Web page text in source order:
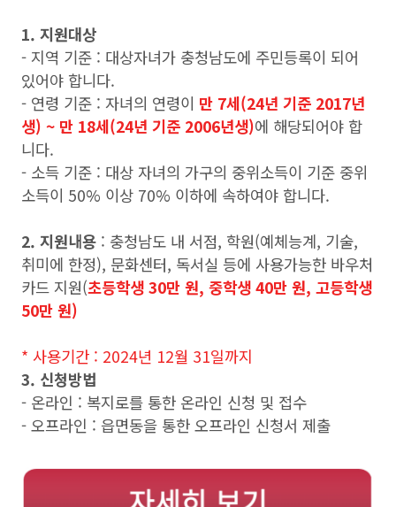
1. 지원대상
- 지역 기준 : 대상자녀가 충청남도에 주민등록이 되어
있어야 합니다.
- 연령 기준 : 자녀의 연령이 만 7세(24년 기준 2017년
생) ~ 만 18세(24년 기준 2006년생)에 해당되어야 합
니다.
- 소득 기준 : 대상 자녀의 가구의 중위소득이 기준 중위
소득이 50% 이상 70% 이하에 속하여야 합니다.
2. 지원내용 : 충청남도 내 서점, 학원(예체능계, 기술,
취미에 한정), 문화센터, 독서실 등에 사용가능한 바우처
카드 지원(초등학생 30만 원, 중학생 40만 원, 고등학생
50만 원)
* 사용기간 : 2024년 12월 31일까지
3. 신청방법
- 온라인 : 복지로를 통한 온라인 신청 및 접수
- 오프라인 : 읍면동을 통한 오프라인 신청서 제출